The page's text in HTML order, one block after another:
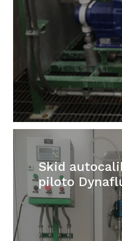
Skid
piloto